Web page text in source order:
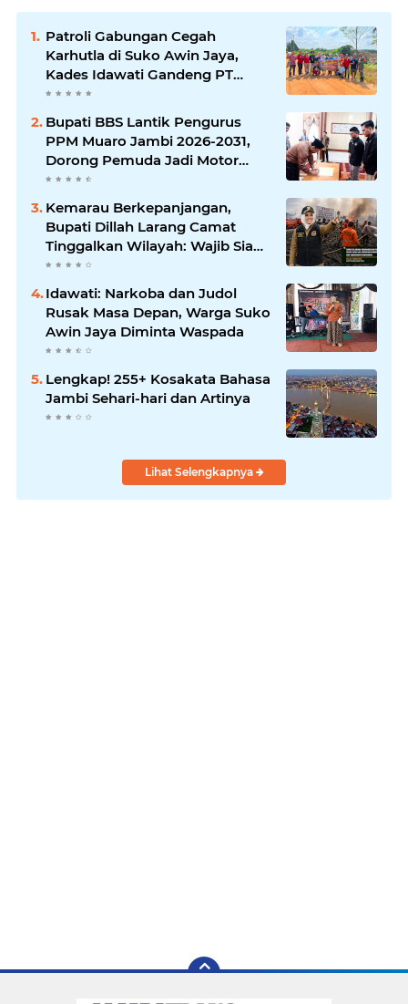
Patroli Gabungan Cegah
Karhutla di Suko Awin Jaya,
Kades Idawati Gandeng PT
BBB-S, TNI dan BPD
Bupati BBS Lantik Pengurus
PPM Muaro Jambi 2026-2031,
Dorong Pemuda Jadi Motor
Perubahan
Kemarau Berkepanjangan,
Bupati Dillah Larang Camat
Tinggalkan Wilayah: Wajib Siaga
Hadapi Karhutla dan Kebakaran
Permukiman
Idawati: Narkoba dan Judol
Rusak Masa Depan, Warga Suko
Awin Jaya Diminta Waspada
Lengkap! 255+ Kosakata Bahasa
Jambi Sehari-hari dan Artinya
Lihat Selengkapnya